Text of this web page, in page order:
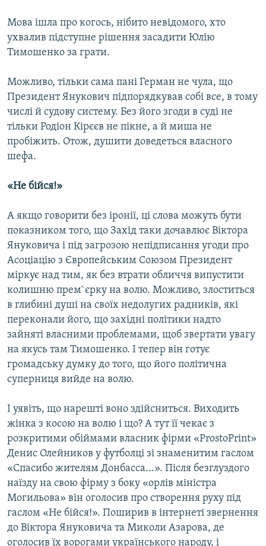
Усі сайти RFE/RL
Мова ішла про когось, нібито невідомого, хто
ухвалив підступне рішення засадити Юлію
Тимошенко за грати.
Можливо, тільки сама пані Герман не чула, що
Президент Янукович підпорядкував собі все, в тому
числі й судову систему. Без його згоди в суді не
тільки Родіон Кірєєв не пікне, а й миша не
пробіжить. Отож, душити доведеться власного
шефа.
«Не бійся!»
А якщо говорити без іронії, ці слова можуть бути
показником того, що Захід таки дочавлює Віктора
Януковича і під загрозою непідписання угоди про
Асоціацію з Європейським Союзом Президент
міркує над тим, як без втрати обличчя випустити
колишню прем`єрку на волю. Можливо, злоститься
в глибині душі на своїх недолугих радників, які
переконали його, що західні політики надто
зайняті власними проблемами, щоб звертати увагу
на якусь там Тимошенко. І тепер він готує
громадську думку до того, що його політична
суперниця вийде на волю.
І уявіть, що нарешті воно здійсниться. Виходить
жінка з косою на волю і що? А тут її чекає з
розкритими обіймами власник фірми «ProstoPrint»
Денис Олейников у футболці зі знаменитим гаслом
«Спасибо жителям Донбасса...». Після безглуздого
наїзду на свою фірму з боку «орлів міністра
Могильова» він оголосив про створення руху під
гаслом «Не бійся!». Поширив в інтернеті звернення
до Віктора Януковича та Миколи Азарова, де
оголосив їх ворогами українського народу, і